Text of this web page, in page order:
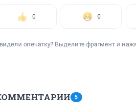
0 0
опечатку? Выделите фрагмент и
5